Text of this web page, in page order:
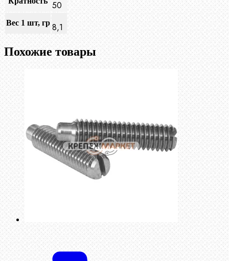
50
Вес 1 шт, гр 8,1
Похожие товары